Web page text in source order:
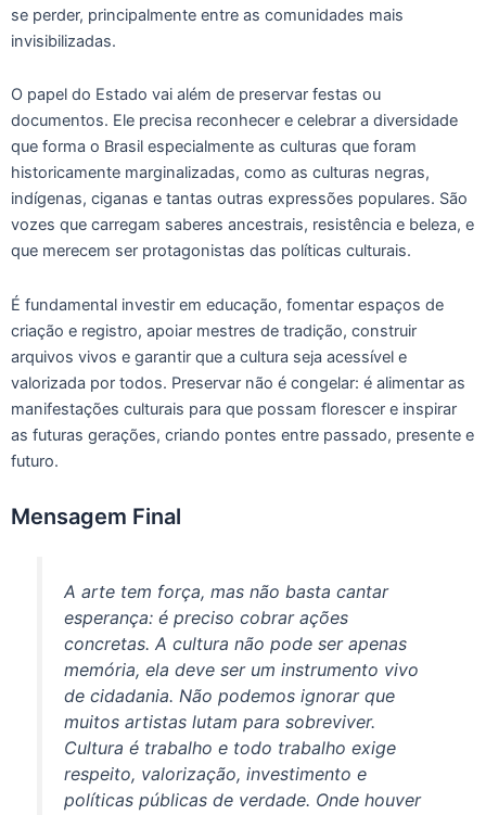
se perder, principalmente entre as comunidades mais
invisibilizadas.
O papel do Estado vai além de preservar festas ou
documentos. Ele precisa reconhecer e celebrar a diversidade
que forma o Brasil especialmente as culturas que foram
historicamente marginalizadas, como as culturas negras,
indígenas, ciganas e tantas outras expressões populares. São
vozes que carregam saberes ancestrais, resistência e beleza, e
que merecem ser protagonistas das políticas culturais.
É fundamental investir em educação, fomentar espaços de
criação e registro, apoiar mestres de tradição, construir
arquivos vivos e garantir que a cultura seja acessível e
valorizada por todos. Preservar não é congelar: é alimentar as
manifestações culturais para que possam florescer e inspirar
as futuras gerações, criando pontes entre passado, presente e
futuro.
Mensagem Final
A arte tem força, mas não basta cantar
esperança: é preciso cobrar ações
concretas. A cultura não pode ser apenas
memória, ela deve ser um instrumento vivo
de cidadania. Não podemos ignorar que
muitos artistas lutam para sobreviver.
Cultura é trabalho e todo trabalho exige
respeito, valorização, investimento e
políticas públicas de verdade. Onde houver